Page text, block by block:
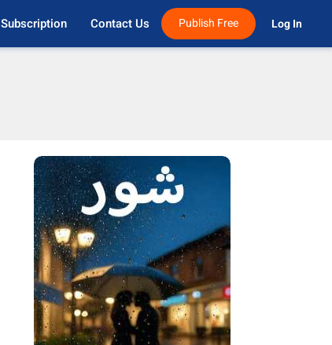
Subscription Contact Us Publish Free Log In